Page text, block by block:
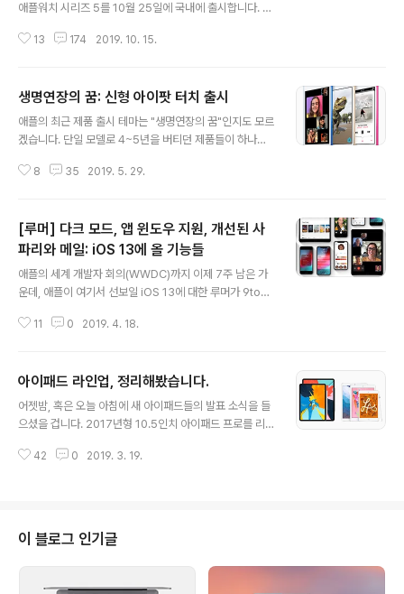
애플워치 시리즈 5를 10월 25일에 국내에 출시합니다. 애
셀러에서 10월 25일부터 제품을 구매할 수 있으며, 통신
모두 A13 바이오닉 칩으로 무장하고 기존의 메인 카메라
보다 더 광각의 카메라를 추가했습니다. A13 바이오닉 칩
의 강력한 머신 러닝, 일반 연산 성능을 바탕으로 새로 추가
아이폰에 비해 사진, 동영상 촬영 품질을 크게 끌어올렸습
13 174 2019. 10. 15.
생명연장의 꿈: 신형 아이팟 터치 출시
애플의 최근 제품 출시 테마는 "생명연장의 꿈"인지도 모르
겠습니다. 단일 모델로 4~5년을 버티던 제품들이 하나둘
맥북 에어와 맥 미니가 각각 3년(프로세서만 살짝 올린 20
갈아 끼운 새 아이패드 미니가 모습을 드러냈습니다. 이번
에는 아이팟 터치의 차례입니다. 2015년 이후 4년 만에 7
세대를 발표했으니까요. 최근 새로 나온 제품 중에서는 업
데이트된 것이 가장 적습니다. 일단, 디자인은 그대로입니
다. 심지어 4인치 레티나 디스플레이도 그대로 사용하고
있어서 지금 판매되는 iOS 기기중 4인치 크기 디스플레이
8 35 2019. 5. 29.
[루머] 다크 모드, 앱 윈도우 지원, 개선된 사
파리와 메일: iOS 13에 올 기능들
애플의 세계 개발자 회의(WWDC)까지 이제 7주 남은 가
운데, 애플이 여기서 선보일 iOS 13에 대한 루머가 9to5
드를 사용하고 있다면 생산성 면에서 상당히 높은 기대를
모하비와 비슷한 방식이라고 합니다. 만약에 아이패드용
앱이 iOS 13에서 다크 모드를 지원하면, UIKit 포팅(마지
판)을 통해 macOS로 포팅할 때 다크 모드 설정을 그대로
9에서 처음으로 화면 분할이 도입된 후로, 아이패드에서
11 0 2019. 4. 18.
아이패드 라인업, 정리해봤습니다.
어젯밤, 혹은 오늘 아침에 새 아이패드들의 발표 소식을 들
으셨을 겁니다. 2017년형 10.5인치 아이패드 프로를 리
니 리프레시. 특히 아이패드 미니의 리프레시는 많은 분들
는 또 어떤 차이점이 있는지 궁금해하시는 분들도 많았고
요. 그래서 준비했습니다. 모든 아이패드 라인업을 비교해
봅시다 신형 아이패드 에어와 아이패드 미니의 출시와 함
께 완성된 라인업을 표로 쫙 정리했습니다. 클릭하시면 크
42 0 2019. 3. 19.
이 블로그 인기글